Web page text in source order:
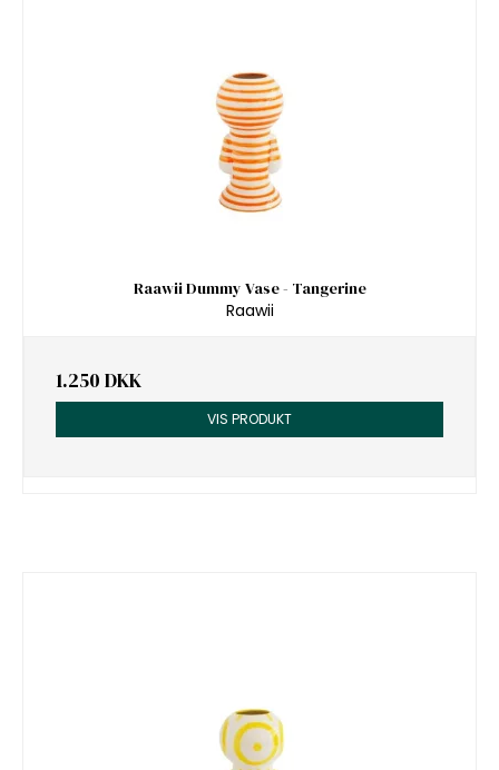
Raawii Dummy Vase - Tangerine
Raawii
1.250 DKK
VIS PRODUKT